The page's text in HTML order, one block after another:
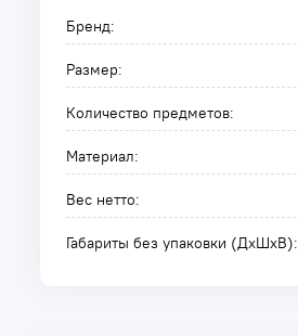
Бренд:
Размер:
Количество предметов:
Материал:
Вес нетто:
Габариты без упаковки (ДxШxВ):